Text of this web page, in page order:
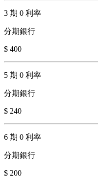
3 期 0 利率
分期銀行
$ 400
5 期 0 利率
分期銀行
$ 240
6 期 0 利率
分期銀行
$ 200